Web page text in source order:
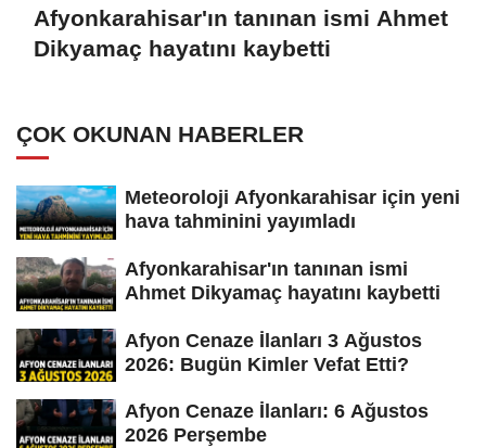
Afyonkarahisar'ın tanınan ismi Ahmet
Dikyamaç hayatını kaybetti
ÇOK OKUNAN HABERLER
Meteoroloji Afyonkarahisar için yeni
hava tahminini yayımladı
Afyonkarahisar'ın tanınan ismi
Ahmet Dikyamaç hayatını kaybetti
Afyon Cenaze İlanları 3 Ağustos
2026: Bugün Kimler Vefat Etti?
Afyon Cenaze İlanları: 6 Ağustos
2026 Perşembe